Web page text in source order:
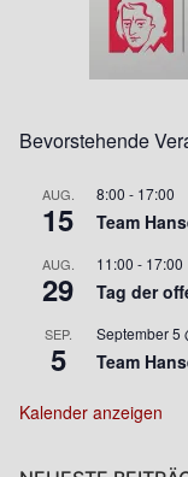
Bevorstehende
AUG.
15
8:00 - 17:00
Team
AUG.
29
11:00 - 17:00
Tag der
SEP.
5
September 5
Team
Kalender anzeigen